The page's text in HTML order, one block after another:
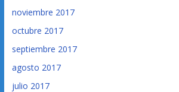
noviembre 2017
octubre 2017
septiembre 2017
agosto 2017
julio 2017